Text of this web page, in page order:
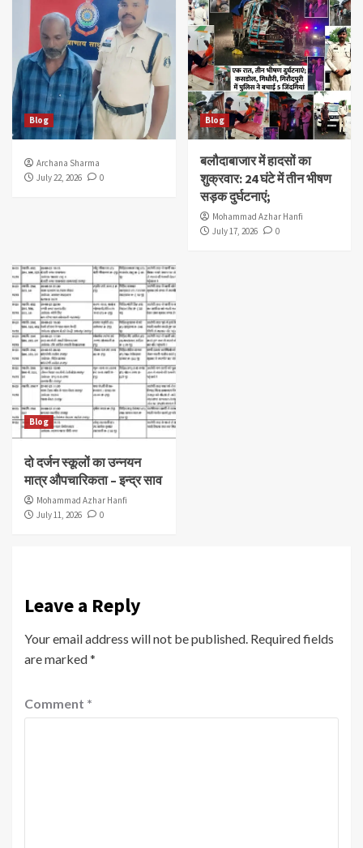
Blog
Archana Sharma
July 22, 2026
0
Blog
बलौदाबाजार में हादसों का
शुक्रवार: 24 घंटे में तीन भीषण
सड़क दुर्घटनाएं;
Mohammad Azhar Hanfi
July 17, 2026
0
Blog
दो दर्जन स्कूलों का उन्नयन
मात्र औपचारिकता – इन्द्र साव
Mohammad Azhar Hanfi
July 11, 2026
0
Leave a Reply
Your email address will not be published. Required fields
are marked*
Comment *